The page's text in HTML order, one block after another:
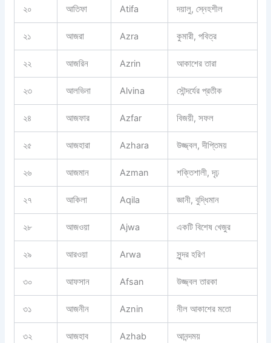
২০ আতিফা Atifa দয়ালু, স্নেহশীল
২১ আজরা Azra কুমারী, পবিত্র
২২ আজরিন Azrin আকাশের তারা
২৩ আলভিনা Alvina সৌন্দর্যের প্রতীক
২৪ আজফার Azfar বিজয়ী, সফল
২৫ আজহারা Azhara উজ্জ্বল, দীপ্তিময়
২৬ আজমান Azman শক্তিশালী, দৃঢ়
২৭ আকিলা Aqila জ্ঞানী, বুদ্ধিমান
২৮ আজওয়া Ajwa একটি বিশেষ খেজুর
২৯ আরওয়া Arwa সুন্দর হরিণ
৩০ আফসান Afsan উজ্জ্বল তারকা
৩১ আজনীন Aznin নীল আকাশের মতো
৩২ আজহাব Azhab আনন্দময়